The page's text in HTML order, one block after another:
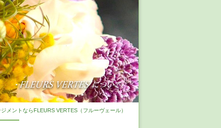
メントならFLEURS VERTES（フルーヴェール）